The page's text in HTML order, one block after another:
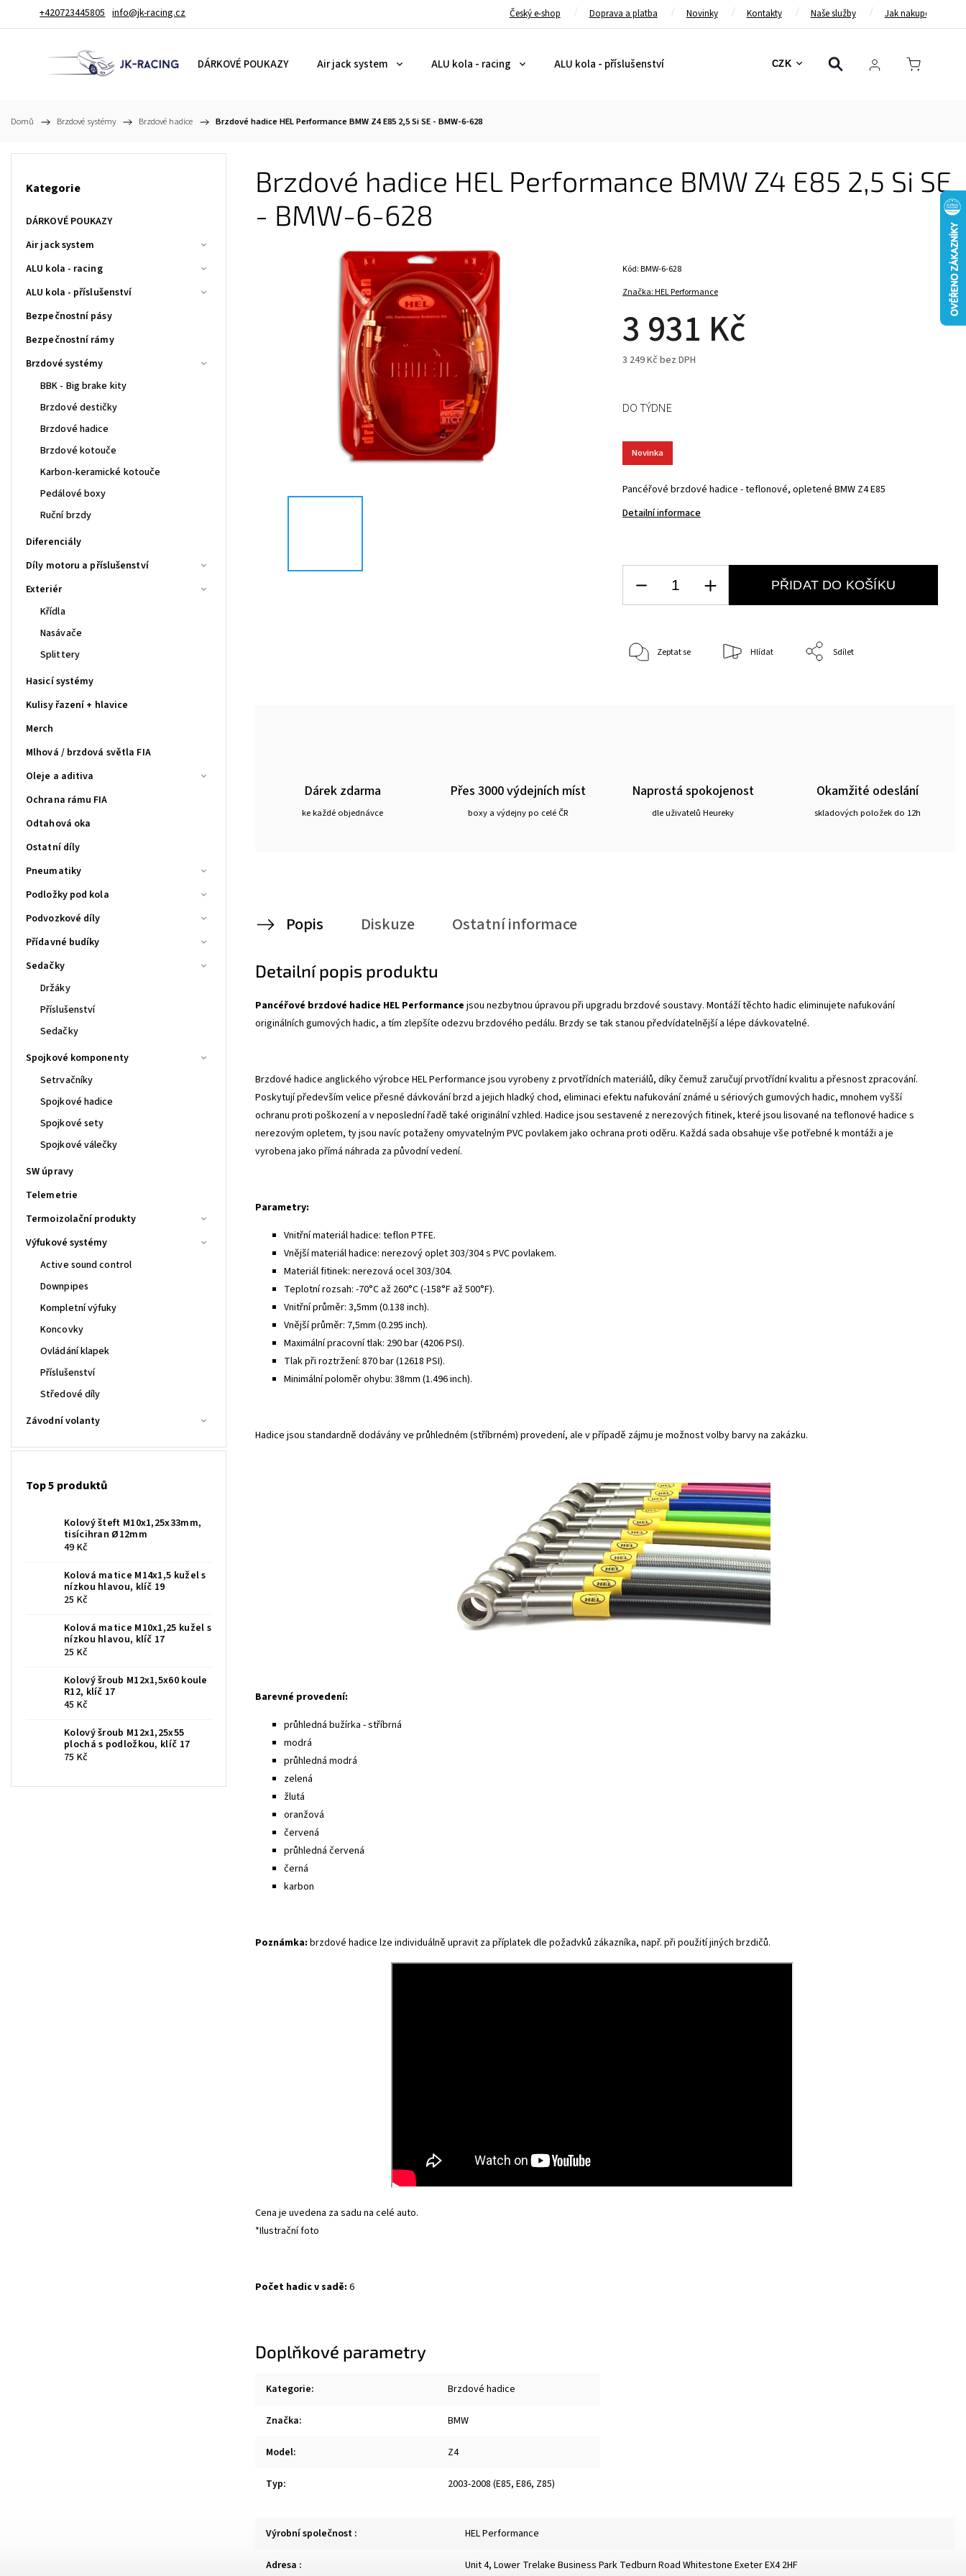
+420723445805 info@jk-racing.cz Český e-shop Doprava a platba Novinky Kontakty Naše služby Jak nakupovat
CZK
DÁRKOVÉ POUKAZY Air jack system ALU kola - racing ALU kola - příslušenství Bezpečnostní pásy Bezpečnostní rámy
Domů / Brzdové systémy / Brzdové hadice / Brzdové hadice HEL Performance BMW Z4 E85 2,5 Si SE - BMW-6-628
Kategorie
DÁRKOVÉ POUKAZY
Air jack system
ALU kola - racing
ALU kola - příslušenství
Bezpečnostní pásy
Bezpečnostní rámy
Brzdové systémy
BBK - Big brake kity
Brzdové destičky
Brzdové hadice
Brzdové kotouče
Karbon-keramické kotouče
Pedálové boxy
Ruční brzdy
Diferenciály
Díly motoru a příslušenství
Exteriér
Křídla
Nasávače
Splittery
Hasicí systémy
Kulisy řazení + hlavice
Merch
Mlhová / brzdová světla FIA
Oleje a aditiva
Ochrana rámu FIA
Odtahová oka
Ostatní díly
Pneumatiky
Podložky pod kola
Podvozkové díly
Přídavné budíky
Sedačky
Držáky
Příslušenství
Sedačky
Spojkové komponenty
Setrvačníky
Spojkové hadice
Spojkové sety
Spojkové válečky
SW úpravy
Telemetrie
Termoizolační produkty
Výfukové systémy
Active sound control
Downpipes
Kompletní výfuky
Koncovky
Ovládání klapek
Příslušenství
Středové díly
Závodní volanty
Top 5 produktů
Kolový šteft M10x1,25x33mm,
tisícihran Ø12mm
49 Kč
Kolová matice M14x1,5 kužel s
nízkou hlavou, klíč 19
25 Kč
Kolová matice M10x1,25 kužel s
nízkou hlavou, klíč 17
25 Kč
Kolový šroub M12x1,5x60 koule
R12, klíč 17
45 Kč
Kolový šroub M12x1,25x55
plochá s podložkou, klíč 17
75 Kč
Brzdové hadice HEL Performance BMW Z4 E85 2,5 Si SE
- BMW-6-628
Značka:HEL Performance
3 931 Kč
3 249 Kč bez DPH
Kód:BMW-6-628
Pancéřové brzdové hadice - teflonové, opletené BMW Z4 E85
Detailní informace
Novinka
DO TÝDNE
PŘIDAT DO KOŠÍKU
Zeptat se Hlídat Sdílet
Dárek zdarma
ke každé objednávce
Přes 3000 výdejních míst
boxy a výdejny po celé ČR
Naprostá spokojenost
dle uživatelů Heureky
Okamžité odeslání
skladových položek do 12h
Popis Diskuze Ostatní informace
Detailní popis produktu
Pancéřové brzdové hadice HEL Performance jsou nezbytnou úpravou při upgradu brzdové soustavy. Montáží těchto hadic eliminujete nafukování
originálních gumových hadic, a tím zlepšíte odezvu brzdového pedálu. Brzdy se tak stanou předvídatelnější a lépe dávkovatelné.
Brzdové hadice anglického výrobce HEL Performance jsou vyrobeny z prvotřídních materiálů, díky čemuž zaručují prvotřídní kvalitu a přesnost zpracování.
Poskytují především velice přesné dávkování brzd a jejich hladký chod, eliminaci efektu nafukování známé u sériových gumových hadic, mnohem vyšší
ochranu proti poškození a v neposlední řadě také originální vzhled. Hadice jsou sestavené z nerezových fitinek, které jsou lisované na teflonové hadice s
nerezovým opletem, ty jsou navíc potaženy omyvatelným PVC povlakem jako ochrana proti oděru. Každá sada obsahuje vše potřebné k montáži a je
vyrobena jako přímá náhrada za původní vedení.
Parametry:
Vnitřní materiál hadice: teflon PTFE.
Vnější materiál hadice: nerezový oplet 303/304 s PVC povlakem.
Materiál fitinek: nerezová ocel 303/304.
Teplotní rozsah: -70°C až 260°C (-158°F až 500°F).
Vnitřní průměr: 3,5mm (0.138 inch).
Vnější průměr: 7,5mm (0.295 inch).
Maximální pracovní tlak: 290 bar (4206 PSI).
Tlak při roztržení: 870 bar (12618 PSI).
Minimální poloměr ohybu: 38mm (1.496 inch).
Hadice jsou standardně dodávány ve průhledném (stříbrném) provedení, ale v případě zájmu je možnost volby barvy na zakázku.
Barevné provedení:
průhledná bužírka - stříbrná
modrá
průhledná modrá
zelená
žlutá
oranžová
červená
průhledná červená
černá
karbon
Poznámka: brzdové hadice lze individuálně upravit za příplatek dle požadvků zákazníka, např. při použití jiných brzdičů.
Cena je uvedena za sadu na celé auto.
*Ilustrační foto
Počet hadic v sadě: 6
Doplňkové parametry
Kategorie: Brzdové hadice
Značka: BMW
Model: Z4
Typ: 2003-2008 (E85, E86, Z85)
Výrobní společnost : HEL Performance
Adresa : Unit 4, Lower Trelake Business Park Tedburn Road Whitestone Exeter EX4 2HF